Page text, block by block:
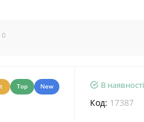
0
Top New В наявності
Код: 17387